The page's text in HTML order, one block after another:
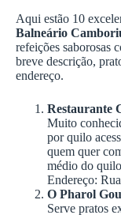
Aqui estão 10
Balneário
refeições saborosas
breve descrição,
endereço.
Restaurante
Muito
por quilo
quem quer
médio do
Endereço:
O Pharol
Serve pratos